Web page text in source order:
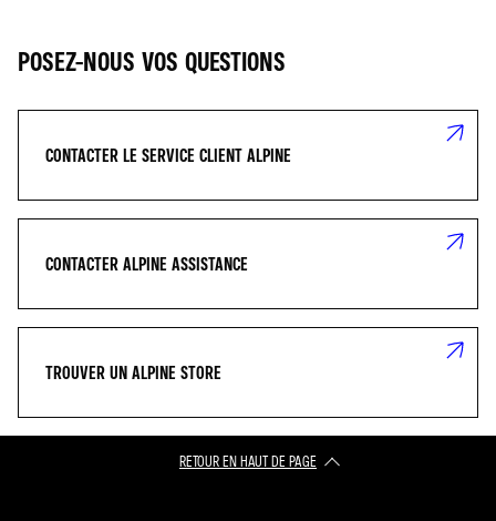
POSEZ-NOUS VOS QUESTIONS
CONTACTER LE SERVICE CLIENT ALPINE
CONTACTER ALPINE ASSISTANCE
TROUVER UN ALPINE STORE
RETOUR EN HAUT DE PAGE​